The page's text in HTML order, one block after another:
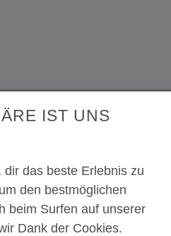
IST UNS
das beste Erlebnis zu
den bestmöglichen
beim Surfen auf unserer
Dank der Cookies.